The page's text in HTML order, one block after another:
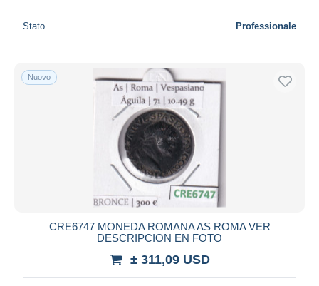
Stato Professionale
Nuovo
CRE6747 MONEDA ROMANA AS ROMA VER
DESCRIPCION EN FOTO
± 311,09 USD